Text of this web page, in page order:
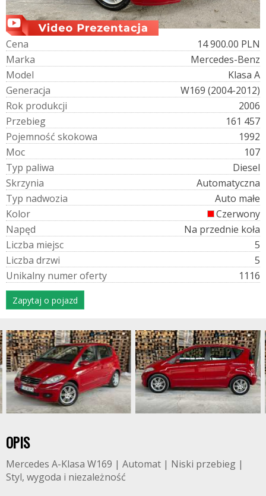
Cena
14 900.00 PLN
Marka
Mercedes-Benz
Model
Klasa A
Generacja
W169 (2004-2012)
Rok produkcji
2006
Przebieg
161 457
Pojemność skokowa
1992
Moc
107
Typ paliwa
Diesel
Skrzynia
Automatyczna
Typ nadwozia
Auto małe
Kolor
Czerwony
Napęd
Na przednie koła
Liczba miejsc
5
Liczba drzwi
5
Unikalny numeroferty 1116
Zapytaj o pojazd
OPIS
Mercedes A-Klasa W169 | Automat | Niski przebieg |
Styl, wygoda i niezależność